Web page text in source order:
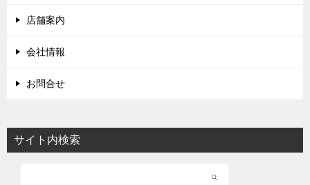
店舗案内
会社情報
お問合せ
サイト内検索